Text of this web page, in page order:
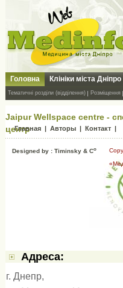
Головна Клініки міста Дніпро
Тематичні розділи (відділення) Розміщення
Jaipur Wellspace centre -
центр
Адресa:
г. Днепр,
Главная | Авторы | Контакт |
Designed by : Timinsky & Co